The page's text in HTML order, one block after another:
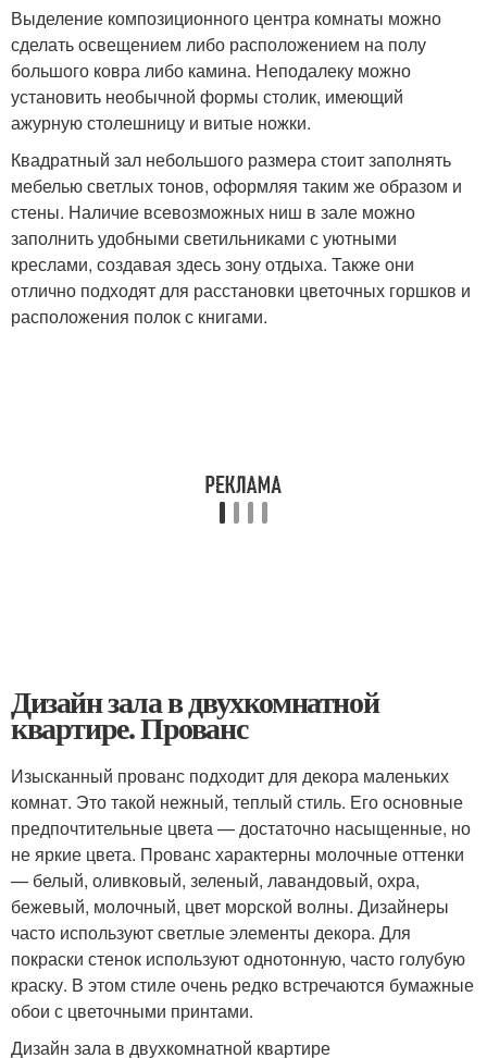
Выделение композиционного центра комнаты можно
сделать освещением либо расположением на полу
большого ковра либо камина. Неподалеку можно
установить необычной формы столик, имеющий
ажурную столешницу и витые ножки.
Квадратный зал небольшого размера стоит заполнять
мебелью светлых тонов, оформляя таким же образом и
стены. Наличие всевозможных ниш в зале можно
заполнить удобными светильниками с уютными
креслами, создавая здесь зону отдыха. Также они
отлично подходят для расстановки цветочных горшков и
расположения полок с книгами.
Дизайн зала в двухкомнатной
квартире. Прованс
Изысканный прованс подходит для декора маленьких
комнат. Это такой нежный, теплый стиль. Его основные
предпочтительные цвета — достаточно насыщенные, но
не яркие цвета. Прованс характерны молочные оттенки
— белый, оливковый, зеленый, лавандовый, охра,
бежевый, молочный, цвет морской волны. Дизайнеры
часто используют светлые элементы декора. Для
покраски стенок используют однотонную, часто голубую
краску. В этом стиле очень редко встречаются бумажные
обои с цветочными принтами.
Дизайн зала в двухкомнатной квартире